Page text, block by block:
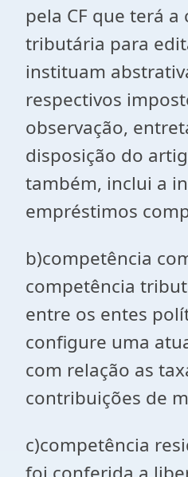
pela CF que terá
tributária para
instituam
respectivos
observação,
disposição do
também, inclui a
empréstimos
b)competência
competência
entre os entes
configure uma
com relação as
contribuições de
c)competência